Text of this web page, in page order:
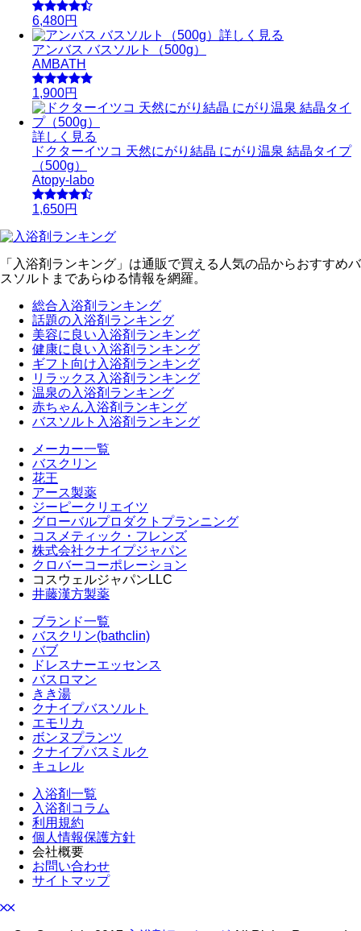
6,480円
詳しく見る
アンバス バスソルト（500g）
AMBATH
1,900円
詳しく見る
ドクターイツコ 天然にがり結晶 にがり温泉 結晶タイプ
（500g）
Atopy-labo
1,650円
「入浴剤ランキング」は通販で買える人気の品からおすすめバ
スソルトまであらゆる情報を網羅。
総合入浴剤ランキング
話題の入浴剤ランキング
美容に良い入浴剤ランキング
健康に良い入浴剤ランキング
ギフト向け入浴剤ランキング
リラックス入浴剤ランキング
温泉の入浴剤ランキング
赤ちゃん入浴剤ランキング
バスソルト入浴剤ランキング
メーカー一覧
バスクリン
花王
アース製薬
ジーピークリエイツ
グローバルプロダクトプランニング
コスメティック・フレンズ
株式会社クナイプジャパン
クロバーコーポレーション
コスウェルジャパンLLC
井藤漢方製薬
ブランド一覧
バスクリン(bathclin)
バブ
ドレスナーエッセンス
バスロマン
きき湯
クナイプバスソルト
エモリカ
ボンヌプランツ
クナイプバスミルク
キュレル
入浴剤一覧
入浴剤コラム
利用規約
個人情報保護方針
会社概要
お問い合わせ
サイトマップ